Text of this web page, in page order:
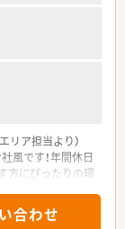
のプライベートな
ながら薬剤師とし
。
リア担当より）
風です！年間休日
方にぴったりの環
合わせ